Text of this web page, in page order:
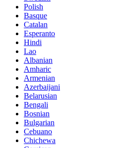
Polish
Basque
Catalan
Esperanto
Hindi
Lao
Albanian
Amharic
Armenian
Azerbaijani
Belarusian
Bengali
Bosnian
Bulgarian
Cebuano
Chichewa